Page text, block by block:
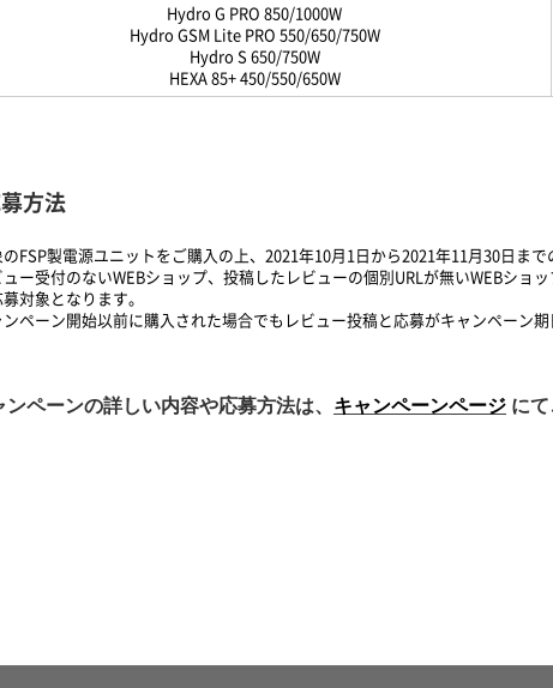
Hydro G PRO 850/1000W
Hydro GSM Lite PRO 550/650/750W
Hydro S 650/750W
HEXA 85+ 450/550/650W
方法
のFSP製電源ユニットをご購入の上、2021年10月1日から2021年11月30日ま
ュー受付のないWEBショップ、投稿したレビューの個別URLが無いWEBシ
対象となります。
ンペーン開始以前に購入された場合でもレビュー投稿と応募がキャンペーン
ンペーンの詳しい内容や応募方法は、 キャンペーンページ にて